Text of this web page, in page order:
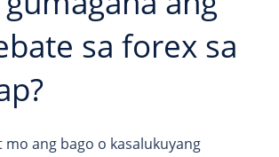
sa forex sa
mo ang bago o kasalukuyang